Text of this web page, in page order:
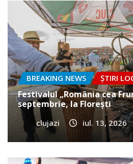
BREAKING NEWS ȘTIRI
Festivalul „România cea
septembrie, la Florești
clujazi iul. 13, 2026